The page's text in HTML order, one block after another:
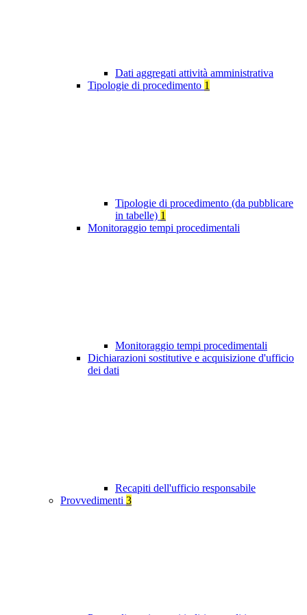
Dati aggregati attività amministrativa
Tipologie di procedimento 1
Tipologie di procedimento (da pubblicare
in tabelle) 1
Monitoraggio tempi procedimentali
Monitoraggio tempi procedimentali
Dichiarazioni sostitutive e acquisizione d'ufficio
dei dati
Recapiti dell'ufficio responsabile
Provvedimenti 3